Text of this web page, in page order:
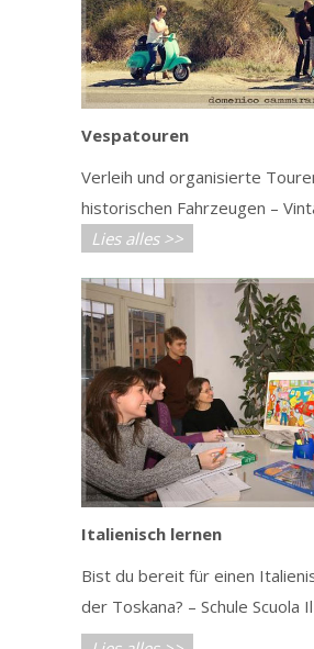
Vespatouren
Verleih und organisierte
historischen Fahrzeugen –
Lies alles >>
Italienisch lernen
Bist du bereit für einen
der Toskana? – Schule Scuola